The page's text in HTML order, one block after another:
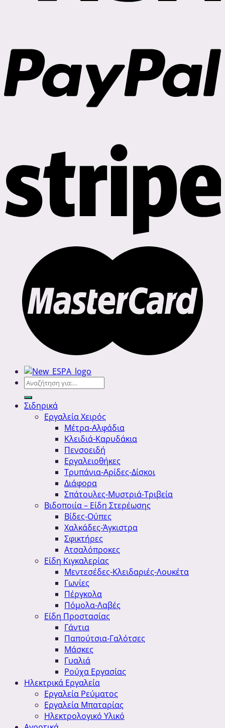
Αναζήτηση
Σιδηρικά
Εργαλεία Χειρός
Μέτρα-Αλφάδια
Κλειδιά-Καρυδάκια
Πενσοειδή
Εργαλειοθήκες
Τρυπάνια-Αρίδες-Δίσκοι
Διάφορα
Σπάτουλες-Μυστριά-Τριβεία
Βιδοποιία – Είδη Στερέωσης
Βίδες-Ούπες
Χαλκάδες-Άγκιστρα
Σφικτήρες
Ατσαλόπροκες
Είδη Κιγκαλερίας
Μεντεσέδες-Κλειδαριές-Λουκέτα
Γωνίες
Πέργκολα
Πόμολα-Λαβές
Είδη Προστασίας
Γάντια
Παπούτσια-Γαλότσες
Μάσκες
Γυαλιά
Ρούχα Εργασίας
Ηλεκτρικά Εργαλεία
Εργαλεία Ρεύματος
Εργαλεία Μπαταρίας
Ηλεκτρολογικό Υλικό